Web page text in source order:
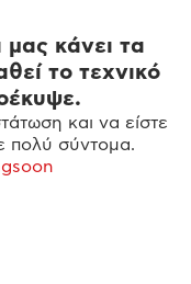
κάνει τα
το τεχνικό
και να είστε
πολύ σύντομα.